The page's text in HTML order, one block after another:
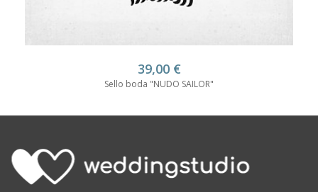
39,00 €
Sello boda "NUDO SAILOR"